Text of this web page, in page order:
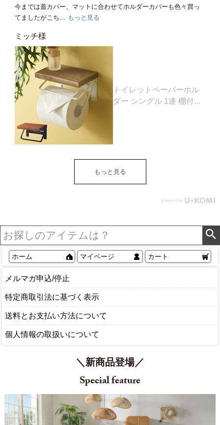
今までは蓋カバー、マットに合わせてホルダーカバーも色々買っ
てましたがこち...
もっと見る
ミッチ様
トイレットペーパーホル
ダー シングル 1連 棚付き
ダー 収納 DIY アンティー
ク ヴィンテージ ナチュラ
リア アジアン [84302] ホ
もっと見る
ホーム マイページ カート
メルマガ申込/停止
特定商取引法に基づく表示
送料とお支払い方法について
個人情報の取扱いについて
＼新商品登場／
Special feature